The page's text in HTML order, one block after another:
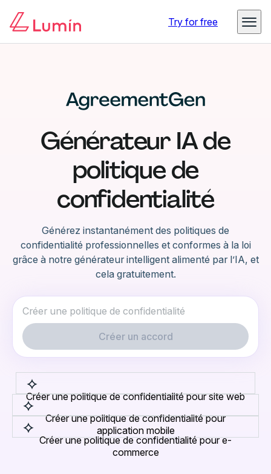
Try for free
Générateur IA de
politique de
confidentialité
Générez instantanément des politiques de
confidentialité professionnelles et conformes à la loi
grâce à notre générateur intelligent alimenté par l’IA, et
cela gratuitement.
Créer un accord
Créer une politique de confidentialité pour site web
Créer une politique de confidentialité pour
application mobile
Créer une politique de confidentialité pour e-
commerce